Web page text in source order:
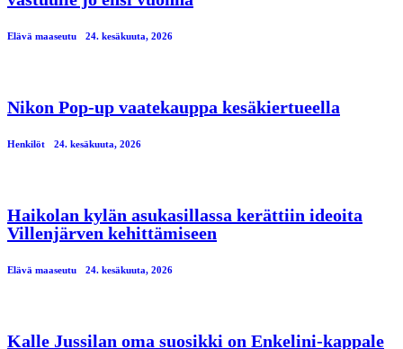
Elävä maaseutu 24. kesäkuuta, 2026
Nikon Pop-up vaatekauppa kesäkiertueella
Henkilöt 24. kesäkuuta, 2026
Haikolan kylän asukasillassa kerättiin ideoita
Villenjärven kehittämiseen
Elävä maaseutu 24. kesäkuuta, 2026
Kalle Jussilan oma suosikki on Enkelini-kappale